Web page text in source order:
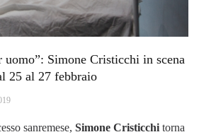
Simone Cristicchi in scena
25 al 27 febbraio
sanremese, Simone Cristicchi torna